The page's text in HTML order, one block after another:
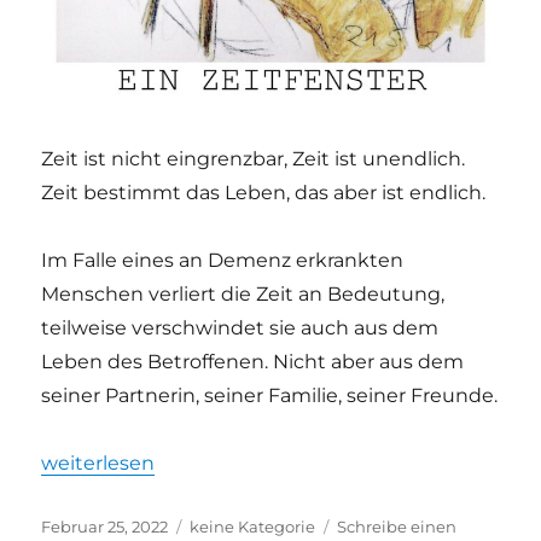
Zeit ist nicht eingrenzbar, Zeit ist unendlich.
Zeit bestimmt das Leben, das aber ist endlich.
Im Falle eines an Demenz erkrankten
Menschen verliert die Zeit an Bedeutung,
teilweise verschwindet sie auch aus dem
Leben des Betroffenen. Nicht aber aus dem
seiner Partnerin, seiner Familie, seiner Freunde.
„Momentum – Martin Burger“
weiterlesen
Veröffentlicht
Februar 25, 2022 Kategorien
keine Kategorie
Schreibe einen